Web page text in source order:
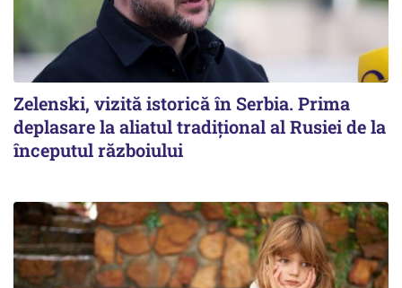
Zelenski, vizită istorică în Serbia. Prima
deplasare la aliatul tradițional al Rusiei de la
începutul războiului